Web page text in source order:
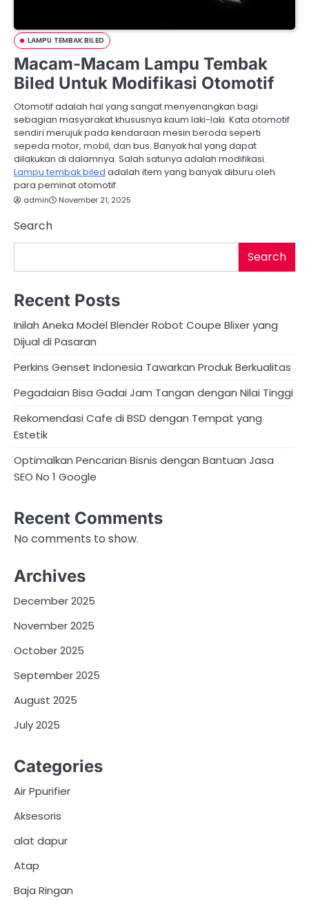
LAMPU TEMBAK BILED
Macam-Macam Lampu Tembak
Biled Untuk Modifikasi Otomotif
Otomotif adalah hal yang sangat menyenangkan bagi
sebagian masyarakat khususnya kaum laki-laki. Kata otomotif
sendiri merujuk pada kendaraan mesin beroda seperti
sepeda motor, mobil, dan bus. Banyak hal yang dapat
dilakukan di dalamnya. Salah satunya adalah modifikasi.
Lampu tembak biled adalah item yang banyak diburu oleh
para peminat otomotif.
admin November 21, 2025
Search
Search
Recent Posts
Inilah Aneka Model Blender Robot Coupe Blixer yang
Dijual di Pasaran
Perkins Genset Indonesia Tawarkan Produk Berkualitas
Pegadaian Bisa Gadai Jam Tangan dengan Nilai Tinggi
Rekomendasi Cafe di BSD dengan Tempat yang
Estetik
Optimalkan Pencarian Bisnis dengan Bantuan Jasa
SEO No 1 Google
Recent Comments
No comments to show.
Archives
December 2025
November 2025
October 2025
September 2025
August 2025
July 2025
Categories
Air Ppurifier
Aksesoris
alat dapur
Atap
Baja Ringan